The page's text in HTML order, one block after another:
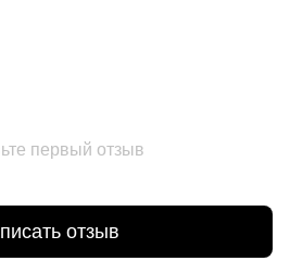
первый отзыв
отзыв